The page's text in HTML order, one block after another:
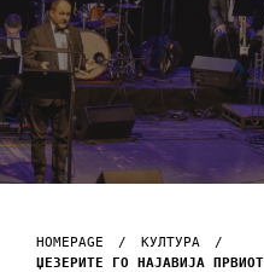
HOMEPAGE
КУЛТУРА
ЏЕЗЕРИТЕ ГО НАЈАВИЈА